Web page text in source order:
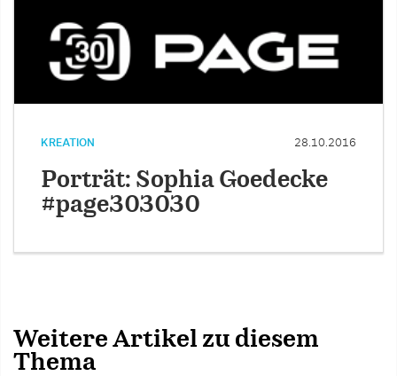
KREATION 28.10.2016
Porträt: Sophia Goedecke
#page303030
Weitere Artikel zu diesem
Thema